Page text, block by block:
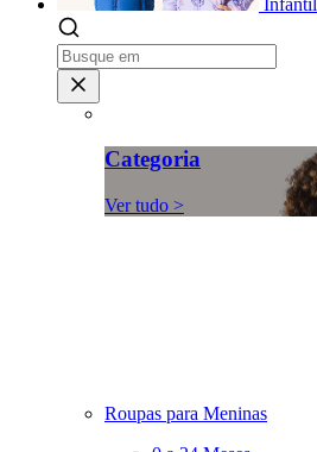
Categoria
Ver tudo >
Roupas para Meninas